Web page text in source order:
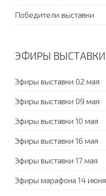
Победители выставки
ЭФИРЫ ВЫСТАВКИ
Эфиры выставки 02 мая
Эфиры выставки 09 мая
Эфиры выставки 10 мая
Эфиры выставки 16 мая
Эфиры выставки 17 мая
Эфиры марафона 14 июня